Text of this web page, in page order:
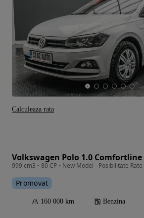
Volkswagen Polo 1.0 Comfortline
Promovat
160 000 km Benzina
Calculeaza rata